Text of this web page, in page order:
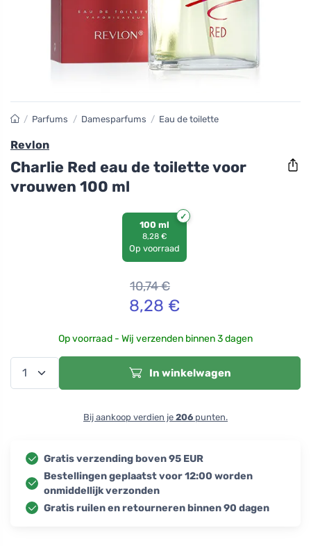
/ Parfums / Damesparfums / Eau de toilette
Revlon
Charlie Red eau de toilette voor
vrouwen 100 ml
100 ml
8,28 €
Op voorraad
10,74€
8,28 €
Op voorraad - Wij verzenden binnen 3 dagen
In winkelwagen
Bij aankoop verdien je 206 punten.
Gratis verzending boven 95 EUR
Bestellingen geplaatst voor 12:00 worden
onmiddellijk verzonden
Gratis ruilen en retourneren binnen 90 dagen